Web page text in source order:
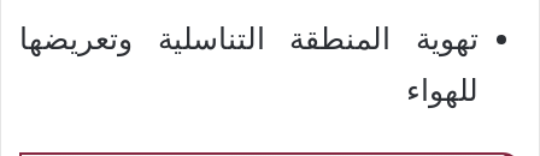
تهوية المنطقة التناسلية وتعريضها
للهواء